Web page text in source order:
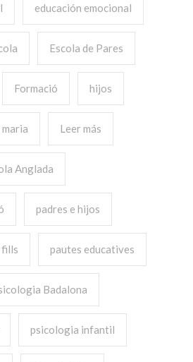
educación emocional
Escola de Pares
Formació hijos
maria Leer más
Anglada
padres e hijos
fills pautes educatives
Badalona
psicologia infantil